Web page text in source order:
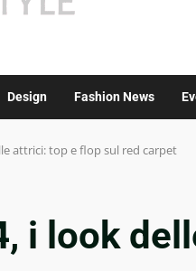
Design Fashion News
attrici: top e flop sul red carpet
i look